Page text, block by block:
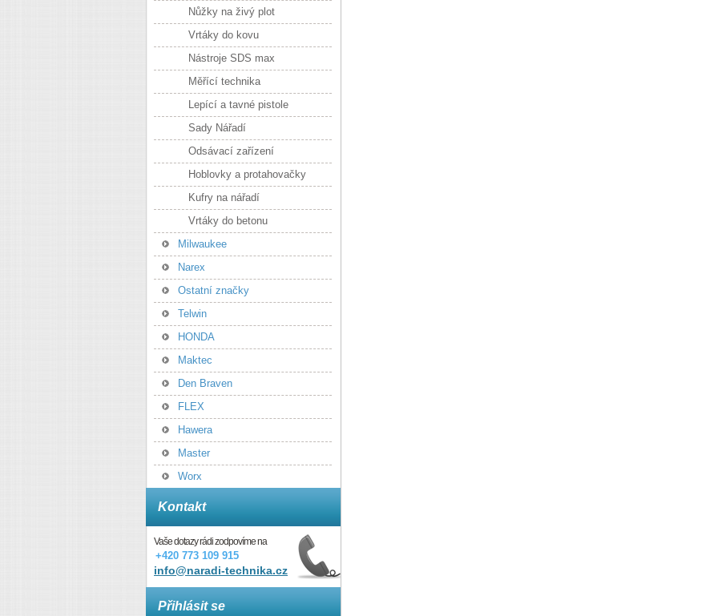
Nůžky na živý plot
Vrtáky do kovu
Nástroje SDS max
Měřící technika
Lepící a tavné pistole
Sady Nářadí
Odsávací zařízení
Hoblovky a protahovačky
Kufry na nářadí
Vrtáky do betonu
Milwaukee
Narex
Ostatní značky
Telwin
HONDA
Maktec
Den Braven
FLEX
Hawera
Master
Worx
Kontakt
Vaše dotazy rádi zodpovíme na
+420 773 109 915
info@naradi-technika.cz
Přihlásit se